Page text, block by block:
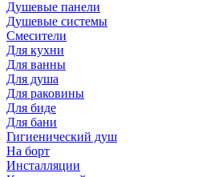
Душевые панели
Душевые системы
Смесители
Для кухни
Для ванны
Для душа
Для раковины
Для биде
Для бани
Гигиенический душ
На борт
Инсталляции